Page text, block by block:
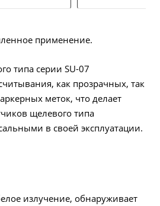
применение.
типа серии SU-07
как прозрачных, так
меток, что делает
щелевого типа
в своей эксплуатации.
излучение, обнаруживает